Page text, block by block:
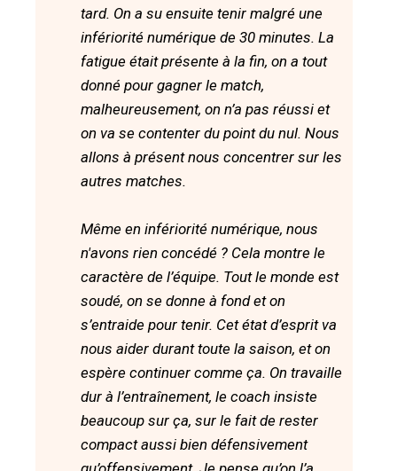
tard. On a su ensuite tenir malgré une
infériorité numérique de 30 minutes. La
fatigue était présente à la fin, on a tout
donné pour gagner le match,
malheureusement, on n’a pas réussi et
on va se contenter du point du nul. Nous
allons à présent nous concentrer sur les
autres matches.
Même en infériorité numérique, nous
n'avons rien concédé ? Cela montre le
caractère de l’équipe. Tout le monde est
soudé, on se donne à fond et on
s’entraide pour tenir. Cet état d’esprit va
nous aider durant toute la saison, et on
espère continuer comme ça. On travaille
dur à l’entraînement, le coach insiste
beaucoup sur ça, sur le fait de rester
compact aussi bien défensivement